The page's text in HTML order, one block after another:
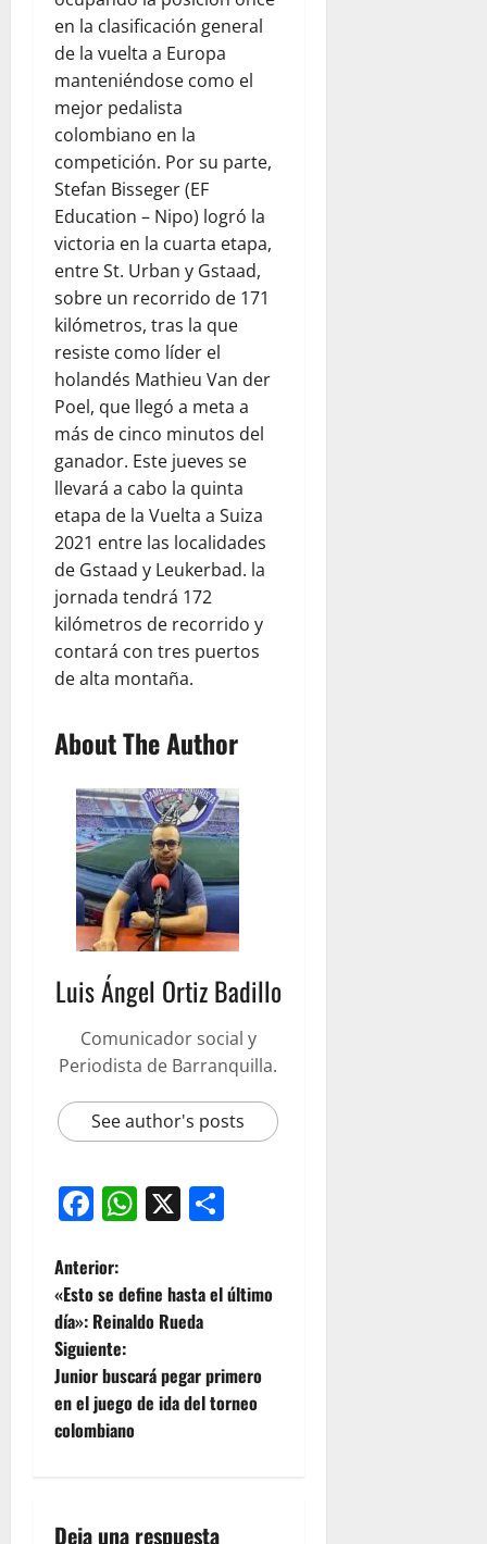
en la clasificación general
de la vuelta a Europa
manteniéndose como el
mejor pedalista
colombiano en la
competición. Por su parte,
Stefan Bisseger (EF
Education – Nipo) logró la
victoria en la cuarta etapa,
entre St. Urban y Gstaad,
sobre un recorrido de 171
kilómetros, tras la que
resiste como líder el
holandés Mathieu Van der
Poel, que llegó a meta a
más de cinco minutos del
ganador. Este jueves se
llevará a cabo la quinta
etapa de la Vuelta a Suiza
2021 entre las localidades
de Gstaad y Leukerbad. la
jornada tendrá 172
kilómetros de recorrido y
contará con tres puertos
de alta montaña.
About The Author
Luis Ángel Ortiz Badillo
Comunicador social y
Periodista de Barranquilla.
See author's posts
Facebook
WhatsApp
X
Anterior:
«Esto se define hasta el último
día»: Reinaldo Rueda
Siguiente:
Junior buscará pegar primero
en el juego de ida del torneo
colombiano
Deja una respuesta